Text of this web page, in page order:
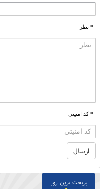
* نظر
* کد امنیتی
پربحث ترین روز